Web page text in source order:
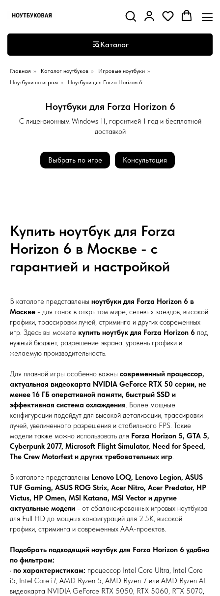
Каталог
Главная » Каталог ноутбуков » Игровые ноутбуки »
Ноутбуки по играм » Ноутбуки для Forza Horizon 6
Ноутбуки для Forza Horizon 6
С лицензионным Windows 11, гарантией 1 год и бесплатной
доставкой
Выбрать по игре Консультация
Купить ноутбук для Forza
Horizon 6 в Москве - с
гарантией и настройкой
В каталоге представлены ноутбуки для Forza Horizon 6 в
Москве - для гонок в открытом мире, сетевых заездов, высокой
графики, трассировки лучей, стриминга и других современных
игр. Здесь вы можете купить ноутбук для Forza Horizon 6 под
нужный бюджет, разрешение экрана, уровень графики и
желаемую производительность.
Для плавной игры особенно важны современный процессор,
актуальная видеокарта NVIDIA GeForce RTX 50 серии, не
менее 16 ГБ оперативной памяти, быстрый SSD и
эффективная система охлаждения. Более мощные
конфигурации подойдут для высокой детализации, трассировки
лучей, увеличенного разрешения и стабильного FPS. Такие
модели также можно использовать для Forza Horizon 5, GTA 5,
Cyberpunk 2077, Microsoft Flight Simulator, Need for Speed,
The Crew Motorfest и других требовательных игр.
В каталоге представлены Lenovo LOQ, Lenovo Legion, ASUS
TUF Gaming, ASUS ROG Strix, Acer Nitro, Acer Predator, HP
Victus, HP Omen, MSI Katana, MSI Vector и другие
актуальные модели - от сбалансированных игровых ноутбуков
для Full HD до мощных конфигураций для 2.5K, высокой
графики, стриминга и современных AAA-проектов.
Подобрать подходящий ноутбук для Forza Horizon 6 удобно
по фильтрам:
• по характеристикам: процессор Intel Core Ultra, Intel Core
i5, Intel Core i7, AMD Ryzen 5, AMD Ryzen 7 или AMD Ryzen AI,
видеокарта NVIDIA GeForce RTX 5050, RTX 5060, RTX 5070,